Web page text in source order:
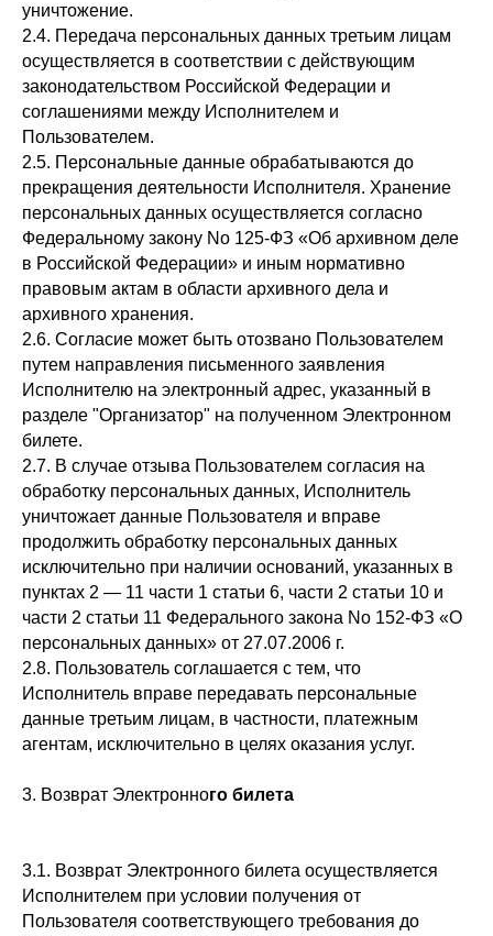
уничтожение.
2.4. Передача персональных данных третьим лицам
осуществляется в соответствии с действующим
законодательством Российской Федерации и
соглашениями между Исполнителем и
Пользователем.
2.5. Персональные данные обрабатываются до
прекращения деятельности Исполнителя. Хранение
персональных данных осуществляется согласно
Федеральному закону No 125-ФЗ «Об архивном деле
в Российской Федерации» и иным нормативно
правовым актам в области архивного дела и
архивного хранения.
2.6. Согласие может быть отозвано Пользователем
путем направления письменного заявления
Исполнителю на электронный адрес, указанный в
разделе "Организатор" на полученном Электронном
билете.
2.7. В случае отзыва Пользователем согласия на
обработку персональных данных, Исполнитель
уничтожает данные Пользователя и вправе
продолжить обработку персональных данных
исключительно при наличии оснований, указанных в
пунктах 2 — 11 части 1 статьи 6, части 2 статьи 10 и
части 2 статьи 11 Федерального закона No 152-ФЗ «О
персональных данных» от 27.07.2006 г.
2.8. Пользователь соглашается с тем, что
Исполнитель вправе передавать персональные
данные третьим лицам, в частности, платежным
агентам, исключительно в целях оказания услуг.
3. Возврат Электронного билета
3.1. Возврат Электронного билета осуществляется
Исполнителем при условии получения от
Пользователя соответствующего требования до